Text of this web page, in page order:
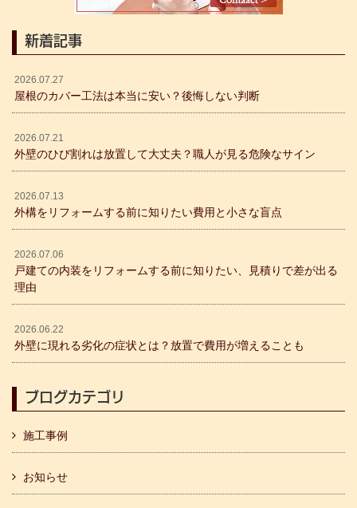
新着記事
2026.07.27
屋根のカバー工法は本当に安い？後悔しない判断
2026.07.21
外壁のひび割れは放置して大丈夫？職人が見る危険なサイン
2026.07.13
外構をリフォームする前に知りたい費用と小さな盲点
2026.07.06
戸建ての内装をリフォームする前に知りたい、見積りで差が出る
理由
2026.06.22
外壁に現れる劣化の症状とは？放置で費用が増えることも
ブログカテゴリ
施工事例
お知らせ